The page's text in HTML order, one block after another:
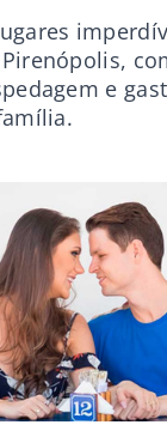
e